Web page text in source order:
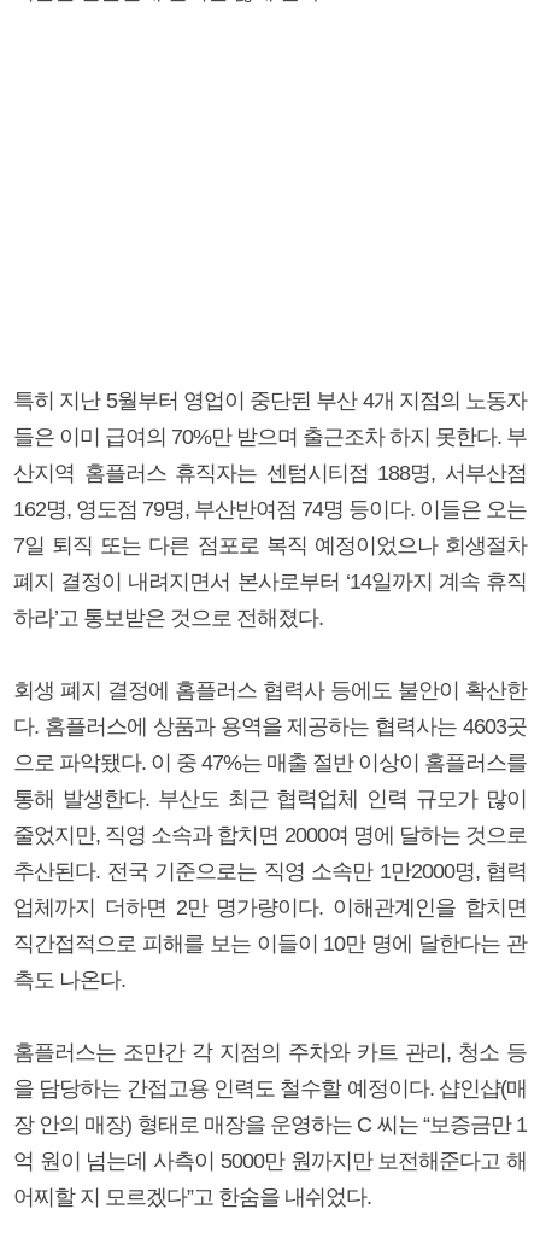
특히 지난 5월부터 영업이 중단된 부산 4개 지점의 노동자
들은 이미 급여의 70%만 받으며 출근조차 하지 못한다. 부
산지역 홈플러스 휴직자는 센텀시티점 188명, 서부산점
162명, 영도점 79명, 부산반여점 74명 등이다. 이들은 오는
7일 퇴직 또는 다른 점포로 복직 예정이었으나 회생절차
폐지 결정이 내려지면서 본사로부터 ‘14일까지 계속 휴직
하라’고 통보받은 것으로 전해졌다.
회생 폐지 결정에 홈플러스 협력사 등에도 불안이 확산한
다. 홈플러스에 상품과 용역을 제공하는 협력사는 4603곳
으로 파악됐다. 이 중 47%는 매출 절반 이상이 홈플러스를
통해 발생한다. 부산도 최근 협력업체 인력 규모가 많이
줄었지만, 직영 소속과 합치면 2000여 명에 달하는 것으로
추산된다. 전국 기준으로는 직영 소속만 1만2000명, 협력
업체까지 더하면 2만 명가량이다. 이해관계인을 합치면
직간접적으로 피해를 보는 이들이 10만 명에 달한다는 관
측도 나온다.
홈플러스는 조만간 각 지점의 주차와 카트 관리, 청소 등
을 담당하는 간접고용 인력도 철수할 예정이다. 샵인샵(매
장 안의 매장) 형태로 매장을 운영하는 C 씨는 “보증금만 1
억 원이 넘는데 사측이 5000만 원까지만 보전해준다고 해
어찌할 지 모르겠다”고 한숨을 내쉬었다.